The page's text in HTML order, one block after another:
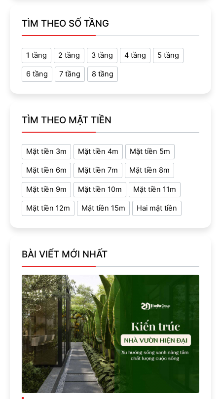
TÌM THEO SỐ TẦNG
1 tầng 2 tầng 3 tầng 4 tầng 5 tầng
6 tầng 7 tầng 8 tầng
TÌM THEO MẶT TIỀN
Mặt tiền 3m Mặt tiền 4m Mặt tiền 5m
Mặt tiền 6m Mặt tiền 7m Mặt tiền 8m
Mặt tiền 9m Mặt tiền 10m Mặt tiền 11m
Mặt tiền 12m Mặt tiền 15m Hai mặt tiền
BÀI VIẾT MỚI NHẤT